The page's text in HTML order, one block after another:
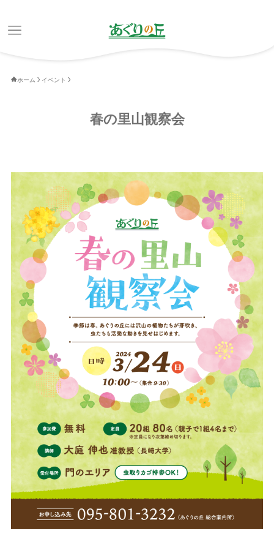
ホーム イベント
春の里山観察会